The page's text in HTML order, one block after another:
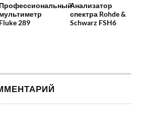
Профессиональный
мультиметр
Fluke 289
Анализатор
спектра Rohde &
Schwarz FSH6